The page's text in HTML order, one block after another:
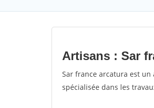
Artisans : Sar
Sar france arcatura est
spécialisée dans les